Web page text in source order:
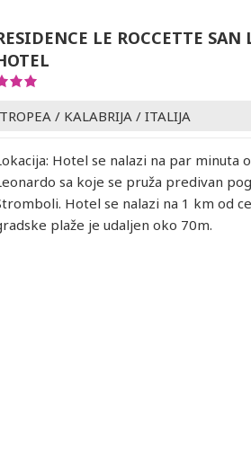
LE ROCCETTE SAN
TROPEA / KALABRIJA / ITALIJA
Hotel se nalazi na par minuta
sa koje se pruža predivan
Hotel se nalazi na 1 km od
plaže je udaljen oko 70m.